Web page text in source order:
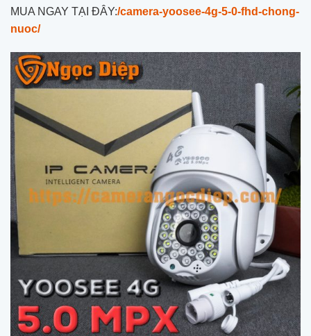
MUA NGAY TẠI ĐÂY:/camera-yoosee-4g-5-0-fhd-chong-
nuoc/